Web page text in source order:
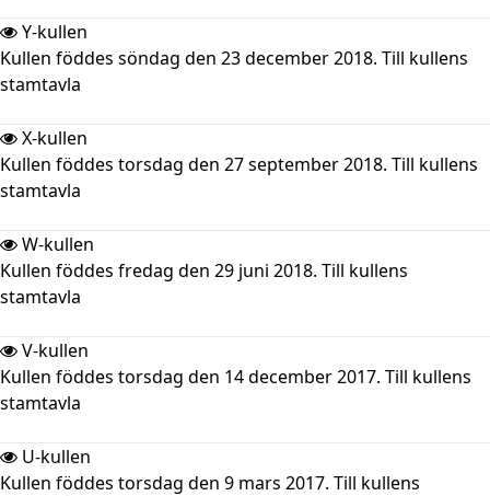
Y-kullen
Kullen föddes söndag den 23 december 2018. Till kullens
stamtavla
X-kullen
Kullen föddes torsdag den 27 september 2018. Till kullens
stamtavla
W-kullen
Kullen föddes fredag den 29 juni 2018. Till kullens
stamtavla
V-kullen
Kullen föddes torsdag den 14 december 2017. Till kullens
stamtavla
U-kullen
Kullen föddes torsdag den 9 mars 2017. Till kullens